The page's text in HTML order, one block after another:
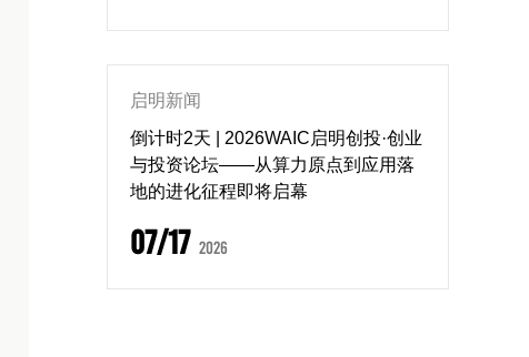
启明新闻
倒计时2天 | 2026WAIC启明创投·创业
与投资论坛——从算力原点到应用落
地的进化征程即将启幕
07/17 2026